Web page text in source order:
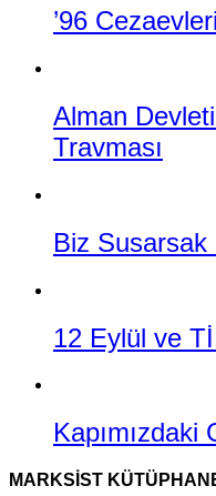
’96
Alman
Travması
Biz
12 Eylül ve
MARKSIST